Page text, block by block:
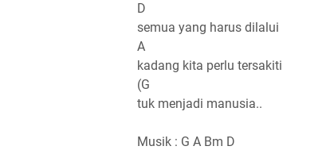
D
semua yang harus dilalui
A
kadang kita perlu tersakiti
(G
tuk menjadi manusia..
Musik : G A Bm D